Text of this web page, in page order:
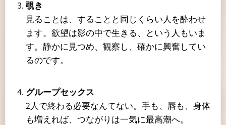
覗き
見ることは、することと同じくらい人を酔わせ
ます。欲望は影の中で生きる、という人もいま
す。静かに見つめ、観察し、確かに興奮してい
るのです。
グループセックス
2人で終わる必要なんてない。手も、唇も、身体
も増えれば、つながりは一気に最高潮へ。